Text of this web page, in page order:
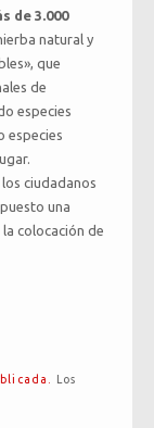
de 3.000
natural y
que
de
especies
especies
ciudadanos
una
colocación de
Los